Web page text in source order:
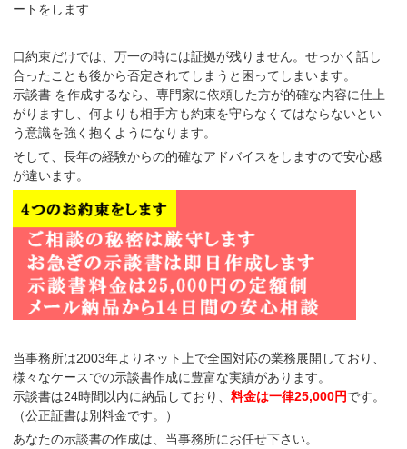
ートをします
口約束だけでは、万一の時には証拠が残りません。せっかく話し
合ったことも後から否定されてしまうと困ってしまいます。
示談書 を作成するなら、専門家に依頼した方が的確な内容に仕上
がり ますし、何よりも相手方も約束を守らなくてはならないとい
う意識を強く抱くようになります。
そして、長年の経験からの的確なアドバイスをしますので安心感
が違います。
当事務所は2003年よりネット上で全国対応の業務展開しており、
様々なケースでの示談書作成に豊富な実績があります。
示談書は24時間以内に納品 しており、料金は一律25,000円です。
（公正証書は別料金です。）
あなたの示談書の作成は、当事務所にお任せ下さい。